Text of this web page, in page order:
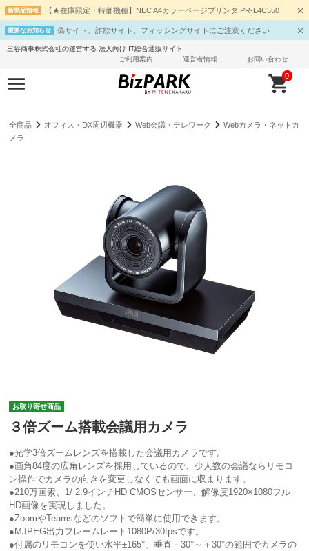
新製品情報 【★在庫限定・特価機種】NEC A4カラーページプリンタ PR-L4C550
重要なお知らせ 偽サイト、詐欺サイト、フィッシングサイトにご注意ください
三谷商事株式会社の運営する 法人向け IT総合通販サイト
ご利用案内
運営者情報 お問い合わせ
0
全商品 オフィス・DX周辺機器 Web会議・テレワーク
Webカメラ・ネットカ
メラ
お取り寄せ商品
３倍ズーム搭載会議用カメラ
●光学3倍ズームレンズを搭載した会議用カメラです。
●画角84度の広角レンズを採用しているので、少人数の会議ならリモコ
ン操作でカメラの向きを変更しなくても画面に収まります。
●210万画素、1/ 2.9インチHD CMOSセンサー、解像度1920×1080フル
HD画像を実現しました。
●ZoomやTeamsなどのソフトで簡単に使用できます。
●MJPEG出力フレームレート1080P/30fpsです。
●付属のリモコンを使い水平±165°、垂直－30°～＋30°の範囲でカメラの